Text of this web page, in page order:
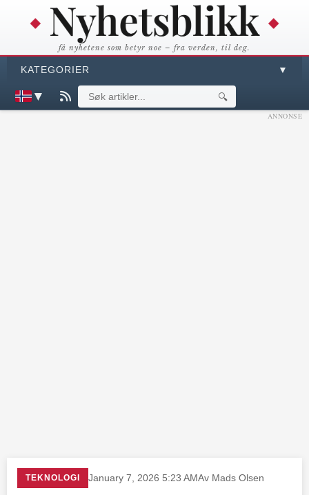
få nyhetene som betyr noe – fra verden, til deg.
KATEGORIER ▼
▼ 🔍
ANNONSE
TEKNOLOGI January 7, 2026 5:23 AMAv Mads Olsen